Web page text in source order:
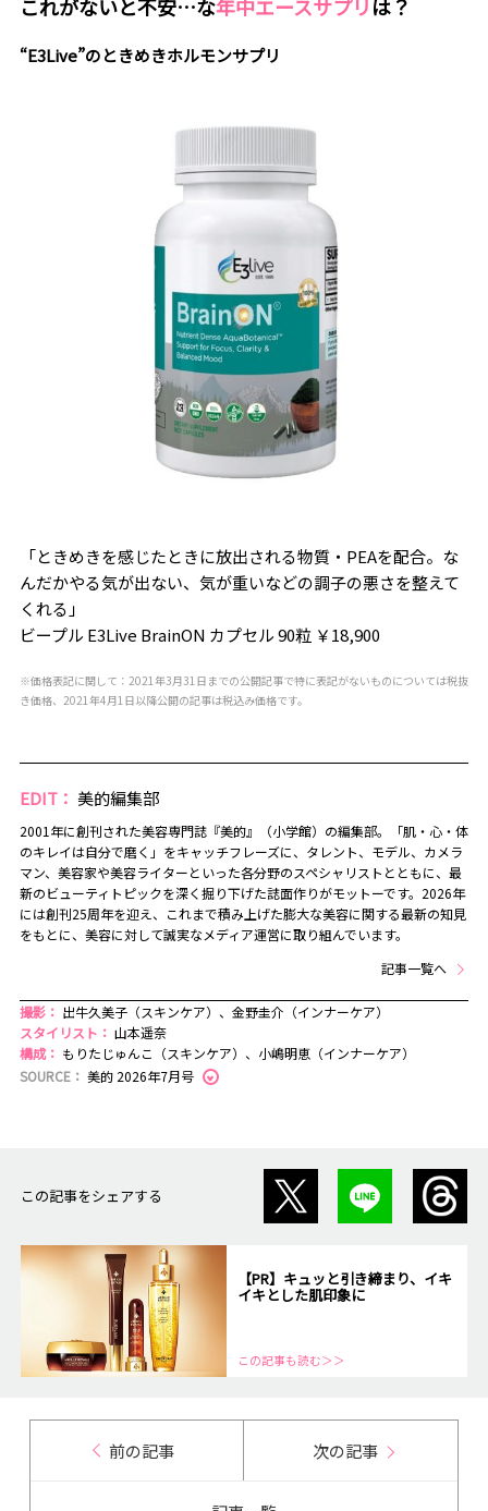
これがないと不安…な年中エースサプリは？
“E3Live”のときめきホルモンサプリ
「ときめきを感じたときに放出される物質・PEAを配合。な
んだかやる気が出ない、気が重いなどの調子の悪さを整えて
くれる」
ビープル E3Live BrainON カプセル 90粒 ￥18,900
※価格表記に関して：2021年3月31日までの公開記事で特に表記がないものについては税抜
き価格、2021年4月1日以降公開の記事は税込み価格です。
EDIT： 美的編集部
2001年に創刊された美容専門誌『美的』（小学館）の編集部。「肌・心・体
のキレイは自分で磨く」をキャッチフレーズに、タレント、モデル、カメラ
マン、美容家や美容ライターといった各分野のスペシャリストとともに、最
新のビューティトピックを深く掘り下げた誌面作りがモットーです。2026年
には創刊25周年を迎え、これまで積み上げた膨大な美容に関する最新の知見
をもとに、美容に対して誠実なメディア運営に取り組んでいます。
記事一覧へ
撮影： 出牛久美子（スキンケア）、金野圭介（インナーケア）
スタイリスト： 山本遥奈
構成： もりたじゅんこ（スキンケア）、小嶋明恵（インナーケア）
SOURCE： 美的 2026年7月号
この記事をシェアする
【PR】キュッと引き締まり、イキ
イキとした肌印象に
この記事も読む＞＞
前の記事 次の記事